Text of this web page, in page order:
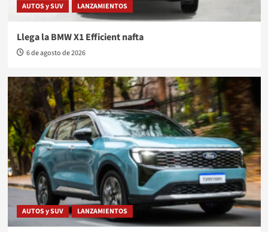
AUTOS y SUV LANZAMIENTOS
Llega la BMW X1 Efficient nafta
6 de agosto de 2026
AUTOS y SUV LANZAMIENTOS